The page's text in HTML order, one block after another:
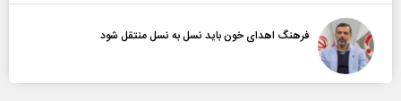
فرهنگ اهدای خون باید نسل به نسل منتقل شود